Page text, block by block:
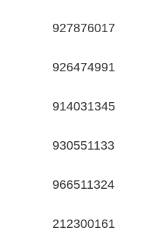
927876017
926474991
914031345
930551133
966511324
212300161